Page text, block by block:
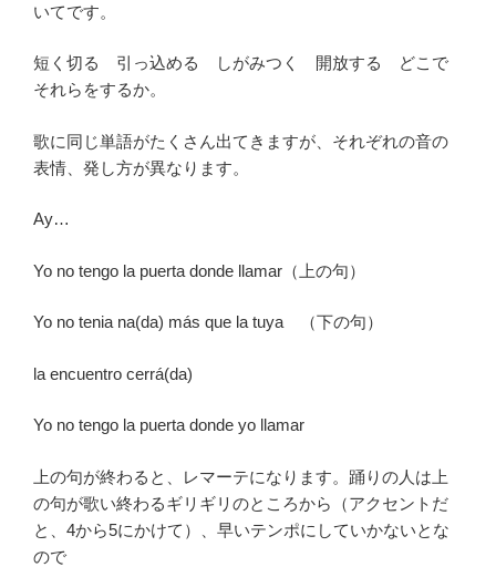
いてです。
短く切る 引っ込める しがみつく 開放する どこで
それらをするか。
歌に同じ単語がたくさん出てきますが、それぞれの音の
表情、発し方が異なります。
Ay…
Yo no tengo la puerta donde llamar（上の句）
Yo no tenia na(da) más que la tuya （下の句）
la encuentro cerrá(da)
Yo no tengo la puerta donde yo llamar
上の句が終わると、レマーテになります。踊りの人は上
の句が歌い終わるギリギリのところから（アクセントだ
と、4から5にかけて）、早いテンポにしていかないとな
ので